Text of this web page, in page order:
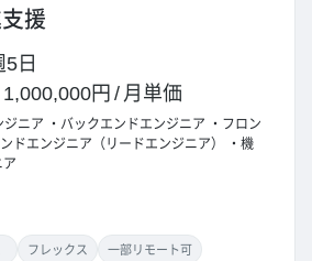
援
5日
1,000,000円 / 月単価
ジニア バックエンドエンジニア
フロン
ドエンジニア（リードエンジニア）
機
ア
フレックス 一部リモート可